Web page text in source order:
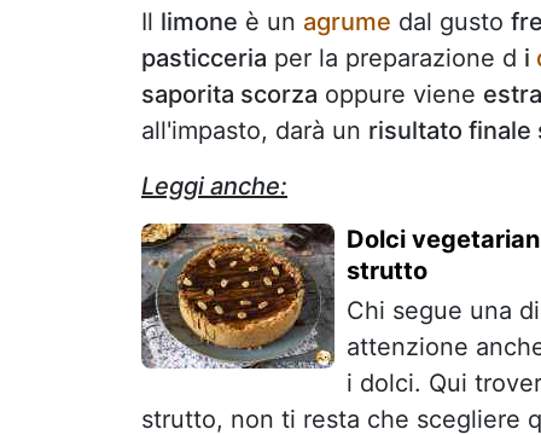
Il limone è un agrume dal gusto
pasticceria per la preparazione d i
saporita scorza oppure viene
all'impasto, darà un risultato finale
Leggi anche:
Dolci
strutto
Chi segue una
attenzione
i dolci. Qui
strutto, non ti resta che scegliere